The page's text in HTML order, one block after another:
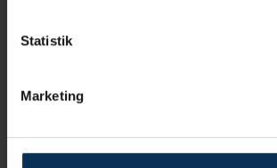
Statistik
Marketing
Indkøbspolitik
Læs mere